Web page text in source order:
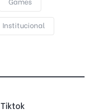
Institucional
Tiktok